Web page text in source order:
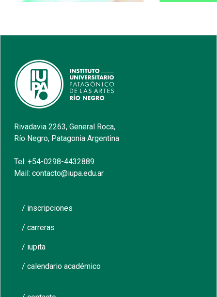
Rivadavia 2263, General Roca,
Río Negro, Patagonia Argentina
Tel: +54-0298-4432889
Mail: contacto@iupa.edu.ar
/ inscripciones
/ carreras
/ iupita
/ calendario académico